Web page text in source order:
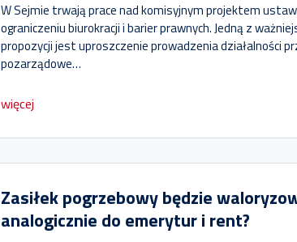
W Sejmie trwają prace nad komisyjnym projektem
ograniczeniu biurokracji i barier prawnych. Jedną z
propozycji jest uproszczenie prowadzenia działalności
pozarządowe…
więcej
Zasiłek pogrzebowy będzie
analogicznie do emerytur i rent?